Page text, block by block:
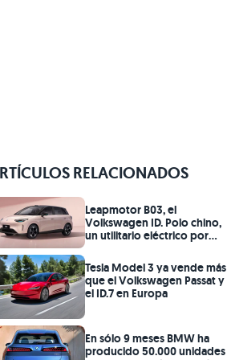
RELACIONADOS
Leapmotor B03, el
Volkswagen ID. Polo chino,
un utilitario eléctrico por
Tesla Model 3 ya vende más
que el Volkswagen Passat y
el ID.7 en Europa
En sólo 9 meses BMW ha
producido 50.000 unidades